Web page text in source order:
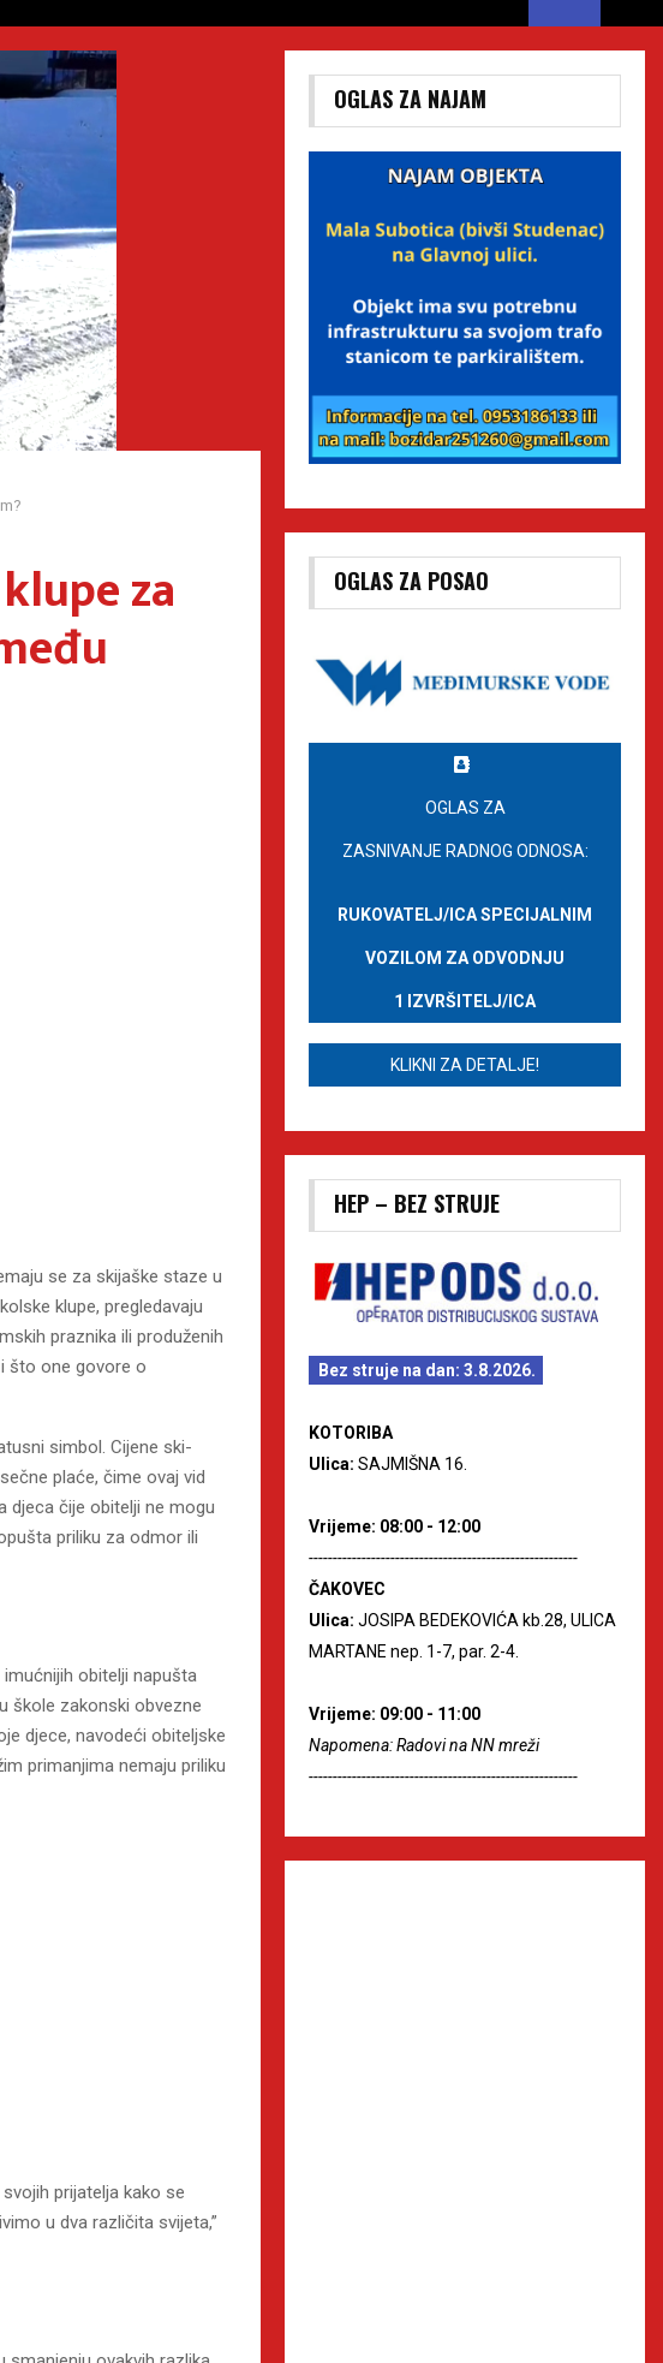
za
se za skijaške staze u
klupe, pregledavaju
praznika ili produženih
što one govore o
simbol. Cijene ski-
plaće, čime ovaj vid
djeca čije obitelji ne mogu
priliku za odmor ili
obitelji napušta
škole zakonski obvezne
djece, navodeći obiteljske
primanjima nemaju priliku
prijatelja kako se
u dva različita svijeta,”
OGLAS ZA NAJAM
OGLAS ZA POSAO
OGLAS ZA
ZASNIVANJE RADNOG ODNOSA:
RUKOVATELJ/ICA SPECIJALNIM
VOZILOM ZA ODVODNJU
1 IZVRŠITELJ/ICA
KLIKNI ZA DETALJE!
HEP – BEZ STRUJE
Bez struje na dan: 3.8.2026.
KOTORIBA
Ulica: SAJMIŠNA 16.
Vrijeme: 08:00 - 12:00
--------------------------------------------------------
ČAKOVEC
Ulica: JOSIPA BEDEKOVIĆA kb.28, ULICA
MARTANE nep. 1-7, par. 2-4.
Vrijeme: 09:00 - 11:00
Napomena: Radovi na NN mreži
--------------------------------------------------------